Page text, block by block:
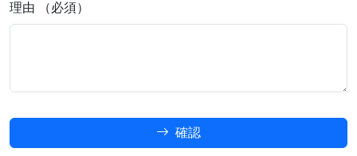
理由 （必須）
確認